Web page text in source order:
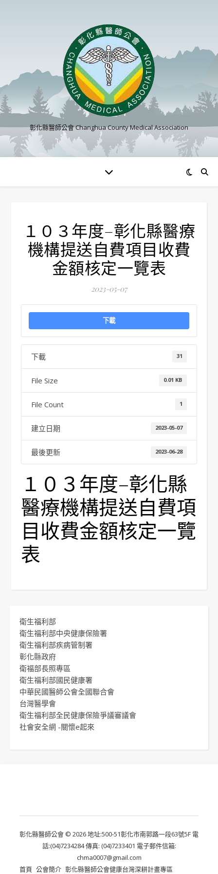
彰化縣醫師公會 Changhua County Medical Association
１０３年度–彰化縣醫療
機構提送自費項目收費
金額核定一覽表
2023-05-07
下載
下載 31
File Size 0.01 KB
File Count 1
建立日期 2023-05-07
最後更新 2023-06-28
１０３年度–彰化縣
醫療機構提送自費項
目收費金額核定一覽
表
衛生福利部
衛生福利部中央健康保險署
衛生福利部疾病管制署
彰化縣政府
衛福部長照專區
衛生福利部國民健康署
中華民國醫師公會全國聯合會
台灣醫學會
衛生福利部全民健康保險爭議審議會
社會安全網 -關懷e起來
彰化縣醫師公會 © 2026 地址:500-51彰化市南郭路一段63號5F 電
話:(04)7234284 傳真: (04)7233401 電子郵件信箱:
chma0007@gmail.com
首頁 公會簡介 彰化縣醫師公會健康台灣深耕計畫專區